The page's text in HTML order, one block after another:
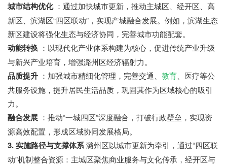
城市结构优化 ：通过加快城市更新，推动主城区、经开区、高
新区、滨湖区“四区联动”，实现产城融合发展。例如，滨湖生态
新区建设将强化生态与经济协同，完善城市功能配套。
动能转换 ：以现代化产业体系构建为核心，促进传统产业升级
与新兴产业培育，增强潞州区经济辐射力。
品质提升 ：加强城市精细化管理，完善交通、 教育、医疗等公
共服务设施，提升居民生活品质，巩固其作为区域核心的吸引
力。
融合发展 ：推动“一城四区”深度融合，打破行政壁垒，实现资
源高效配置，形成区域协同发展格局。
3. 实施路径与支撑体系潞州区以城市更新为牵引，通过“四区联
动”机制整合资源：主城区聚焦商业服务与文化传承，经开区与